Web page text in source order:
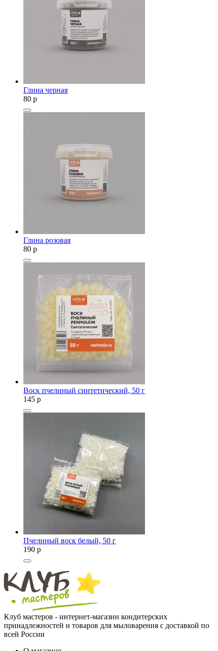
Глина черная
80 p
Глина розовая
80 p
Воск пчелиный синтетический, 50 г
145 p
Пчелиный воск белый, 50 г
190 p
Клуб мастеров - интернет-магазин кондитерских
принадлежностей и товаров для мыловарения с доставкой по
всей России